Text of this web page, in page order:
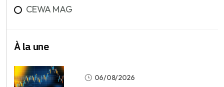
CEWA MAG
À la une
06/08/2026